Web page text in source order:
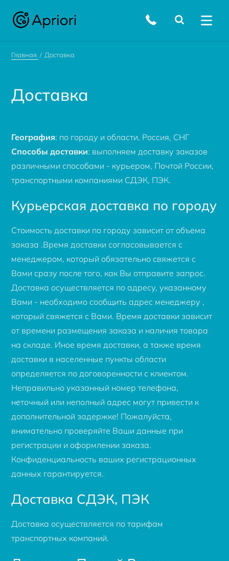
Главная Доставка
Доставка
География: по городу и области, Россия, СНГ
Способы доставки: выполняем доставку заказов
различными способами - курьером, Почтой России,
транспортными компаниями СДЭК, ПЭК.
Курьерская доставка по городу
Стоимость доставки по городу зависит от объема
заказа .Время доставки согласовывается с
менеджером, который обязательно свяжется с
Вами сразу после того, как Вы отправите запрос.
Доставка осуществляется по адресу, указанному
Вами - необходимо сообщить адрес менеджеру ,
который свяжется с Вами. Время доставки зависит
от времени размещения заказа и наличия товара
на складе. Иное время доставки, а также время
доставки в населенные пункты области
определяется по договоренности с клиентом.
Неправильно указанный номер телефона,
неточный или неполный адрес могут привести к
дополнительной задержке! Пожалуйста,
внимательно проверяйте Ваши данные при
регистрации и оформлении заказа.
Конфиденциальность ваших регистрационных
данных гарантируется.
Доставка СДЭК, ПЭК
Доставка осуществляется по тарифам
транспортных компаний.